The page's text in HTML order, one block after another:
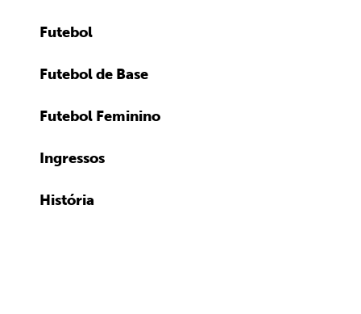
Futebol
Futebol de Base
Futebol Feminino
Ingressos
História